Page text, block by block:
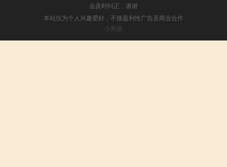
会及时纠正，谢谢
本站仅为个人兴趣爱好，不接盈利性广告及商业合作
小男孩